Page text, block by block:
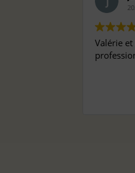
Valérie